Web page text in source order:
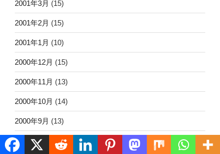
2001年3月 (15)
2001年2月 (15)
2001年1月 (10)
2000年12月 (15)
2000年11月 (13)
2000年10月 (14)
2000年9月 (13)
2000年8月 (10)